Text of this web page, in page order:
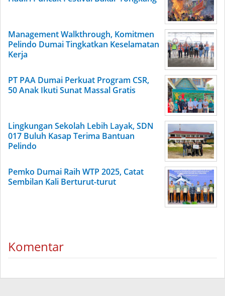
Management Walkthrough, Komitmen
Pelindo Dumai Tingkatkan Keselamatan
Kerja
PT PAA Dumai Perkuat Program CSR,
50 Anak Ikuti Sunat Massal Gratis
Lingkungan Sekolah Lebih Layak, SDN
017 Buluh Kasap Terima Bantuan
Pelindo
Pemko Dumai Raih WTP 2025, Catat
Sembilan Kali Berturut-turut
Komentar